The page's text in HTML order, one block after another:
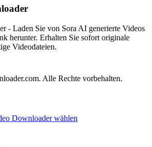
- Laden Sie von Sora AI generierte Videos
herunter. Erhalten Sie sofort originale
Videodateien.
Alle Rechte vorbehalten.
Downloader wählen